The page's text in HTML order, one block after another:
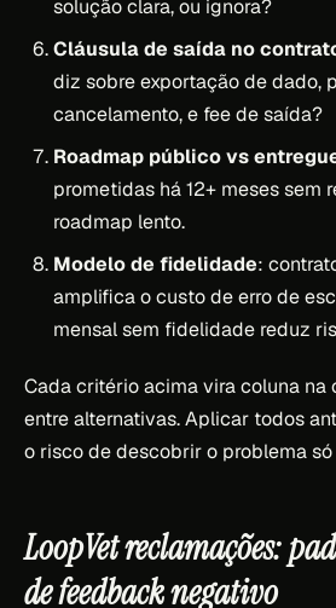
solução clara, ou ignora?
Cláusula de saída no
diz sobre exportação de dado,
cancelamento, e fee de saída?
Roadmap público vs
prometidas há 12+ meses sem
roadmap lento.
Modelo de fidelidade:
amplifica o custo de erro de
mensal sem fidelidade reduz
Cada critério acima vira coluna na
entre alternativas. Aplicar todos
o risco de descobrir o problema
LoopVet reclamações:
de feedback negativo